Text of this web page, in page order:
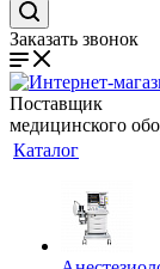
Заказать звонок
Поставщик
медицинского
Каталог